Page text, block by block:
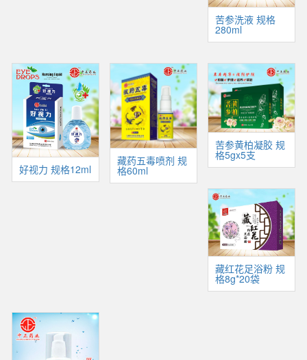
苦参洗液 规格
280ml
好视力 规格12ml
藏药五毒喷剂 规
格60ml
苦参黄柏凝胶 规
格5gx5支
藏红花足浴粉 规
格8g*20袋